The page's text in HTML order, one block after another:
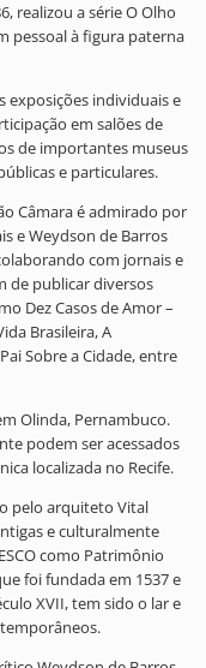
realizou a série O Olho
pessoal à figura paterna
exposições individuais e
em salões de
de importantes museus
e particulares.
Câmara é admirado por
e Weydson de Barros
com jornais e
de publicar diversos
Dez Casos de Amor –
Brasileira, A
Sobre a Cidade, entre
Olinda, Pernambuco.
podem ser acessados
localizada no Recife.
pelo arquiteto Vital
e culturalmente
como Patrimônio
foi fundada em 1537 e
XVII, tem sido o lar e